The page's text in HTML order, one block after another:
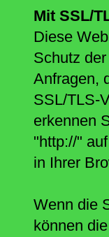
Mit SSL/
Diese
Schutz
Anfragen,
SSL/TLS-
erkennen
"http://"
in Ihrer
Wenn die
können